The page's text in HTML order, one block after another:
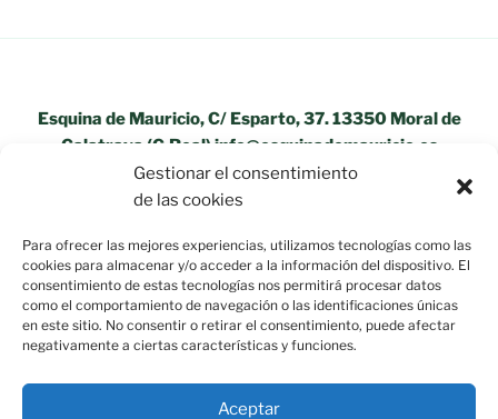
Gestionar el consentimiento
de las cookies
Para ofrecer las mejores experiencias, utilizamos tecnologías como las
cookies para almacenar y/o acceder a la información del dispositivo. El
consentimiento de estas tecnologías nos permitirá procesar datos
como el comportamiento de navegación o las identificaciones únicas
en este sitio. No consentir o retirar el consentimiento, puede afectar
negativamente a ciertas características y funciones.
Aceptar
Esquina de Mauricio, C/ Esparto, 37. 13350 Moral de
Calatrava (C.Real) info@esquinademauricio.es
«Aviso Legal»